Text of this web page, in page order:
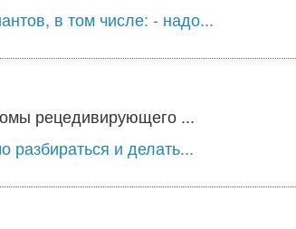
в том числе: - надо...
рецедивирующего ...
разбираться и делать...